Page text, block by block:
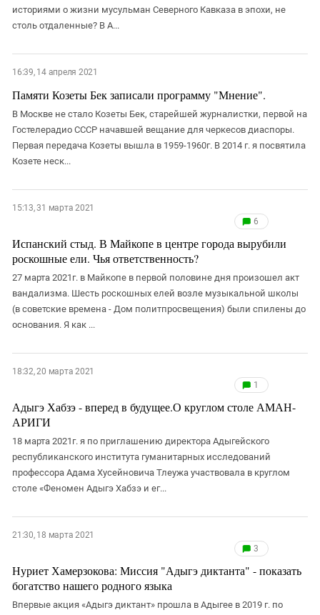
историями о жизни мусульман Северного Кавказа в эпохи, не
столь отдаленные? В А...
16:39, 14 апреля 2021
Памяти Козеты Бек записали программу "Мнение".
В Москве не стало Козеты Бек, старейшей журналистки, первой на
Гостелерадио СССР начавшей вещание для черкесов диаспоры.
Первая передача Козеты вышла в 1959-1960г. В 2014 г. я посвятила
Козете неск...
15:13, 31 марта 2021
6
Испанский стыд. В Майкопе в центре города вырубили
роскошные ели. Чья ответственность?
27 марта 2021г. в Майкопе в первой половине дня произошел акт
вандализма. Шесть роскошных елей возле музыкальной школы
(в советские времена - Дом политпросвещения) были спилены до
основания. Я как ...
18:32, 20 марта 2021
1
Адыгэ Хабзэ - вперед в будущее.О круглом столе АМАН-
АРИГИ
18 марта 2021г. я по приглашению директора Адыгейского
республиканского института гуманитарных исследований
профессора Адама Хусейновича Тлеужа участвовала в круглом
столе «Феномен Адыгэ Хабзэ и ег...
21:30, 18 марта 2021
3
Нуриет Хамерзокова: Миссия "Адыгэ диктанта" - показать
богатство нашего родного языка
Впервые акция «Адыгэ диктант» прошла в Адыгее в 2019 г. по